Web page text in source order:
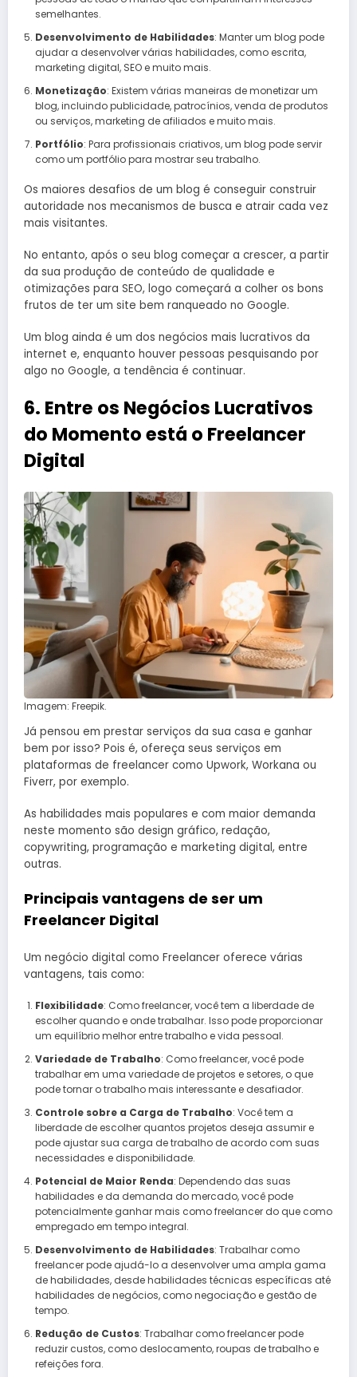
semelhantes.
Desenvolvimento de Habilidades: Manter um blog pode
ajudar a desenvolver várias habilidades, como escrita,
marketing digital, SEO e muito mais.
Monetização: Existem várias maneiras de monetizar um
blog, incluindo publicidade, patrocínios, venda de produtos
ou serviços, marketing de afiliados e muito mais.
Portfólio: Para profissionais criativos, um blog pode servir
como um portfólio para mostrar seu trabalho.
Os maiores desafios de um blog é conseguir construir
autoridade nos mecanismos de busca e atrair cada vez
mais visitantes.
No entanto, após o seu blog começar a crescer, a partir
da sua produção de conteúdo de qualidade e
otimizações para SEO, logo começará a colher os bons
frutos de ter um site bem ranqueado no Google.
Um blog ainda é um dos negócios mais lucrativos da
internet e, enquanto houver pessoas pesquisando por
algo no Google, a tendência é continuar.
6. Entre os Negócios Lucrativos
do Momento está o Freelancer
Digital
Imagem: Freepik.
Já pensou em prestar serviços da sua casa e ganhar
bem por isso? Pois é, ofereça seus serviços em
plataformas de freelancer como Upwork, Workana ou
Fiverr, por exemplo.
As habilidades mais populares e com maior demanda
neste momento são design gráfico, redação,
copywriting, programação e marketing digital, entre
outras.
Principais vantagens de ser um
Freelancer Digital
Um negócio digital como Freelancer oferece várias
vantagens, tais como:
Flexibilidade: Como freelancer, você tem a liberdade de
escolher quando e onde trabalhar. Isso pode proporcionar
um equilíbrio melhor entre trabalho e vida pessoal.
Variedade de Trabalho: Como freelancer, você pode
trabalhar em uma variedade de projetos e setores, o que
pode tornar o trabalho mais interessante e desafiador.
Controle sobre a Carga de Trabalho: Você tem a
liberdade de escolher quantos projetos deseja assumir e
pode ajustar sua carga de trabalho de acordo com suas
necessidades e disponibilidade.
Potencial de Maior Renda: Dependendo das suas
habilidades e da demanda do mercado, você pode
potencialmente ganhar mais como freelancer do que como
empregado em tempo integral.
Desenvolvimento de Habilidades: Trabalhar como
freelancer pode ajudá-lo a desenvolver uma ampla gama
de habilidades, desde habilidades técnicas específicas até
habilidades de negócios, como negociação e gestão de
tempo.
Redução de Custos: Trabalhar como freelancer pode
reduzir custos, como deslocamento, roupas de trabalho e
refeições fora.